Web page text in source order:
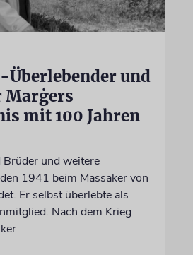
Überlebender und
mit 100 Jahren
Brüder und weitere
1941 beim Massaker von
Er selbst überlebte als
Nach dem Krieg